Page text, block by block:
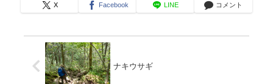
X Facebook LINE コメント
ナキウサギ